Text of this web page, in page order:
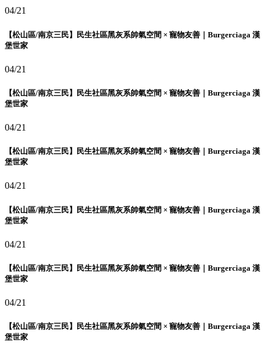
04/21
【松山區/南京三民】民生社區黑灰系帥氣空間 × 寵物友善｜Burgerciaga 漢
堡世家
04/21
【松山區/南京三民】民生社區黑灰系帥氣空間 × 寵物友善｜Burgerciaga 漢
堡世家
04/21
【松山區/南京三民】民生社區黑灰系帥氣空間 × 寵物友善｜Burgerciaga 漢
堡世家
04/21
【松山區/南京三民】民生社區黑灰系帥氣空間 × 寵物友善｜Burgerciaga 漢
堡世家
04/21
【松山區/南京三民】民生社區黑灰系帥氣空間 × 寵物友善｜Burgerciaga 漢
堡世家
04/21
【松山區/南京三民】民生社區黑灰系帥氣空間 × 寵物友善｜Burgerciaga 漢
堡世家